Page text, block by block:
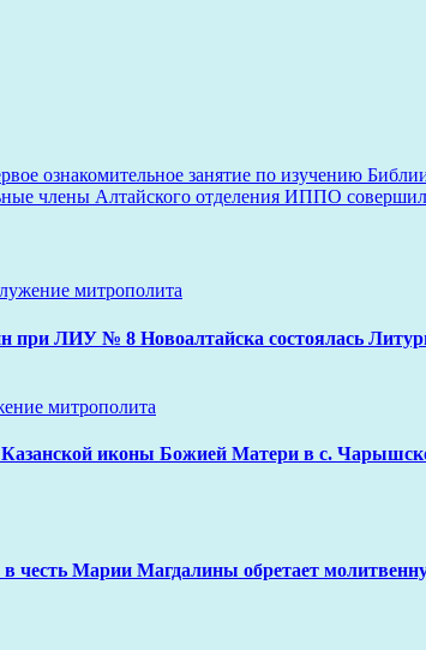
ознакомительное занятие по изучению
члены Алтайского отделения ИППО
митрополита
при ЛИУ № 8 Новоалтайска состоялась
митрополита
Казанской иконы Божией Матери в с.
честь Марии Магдалины обретает